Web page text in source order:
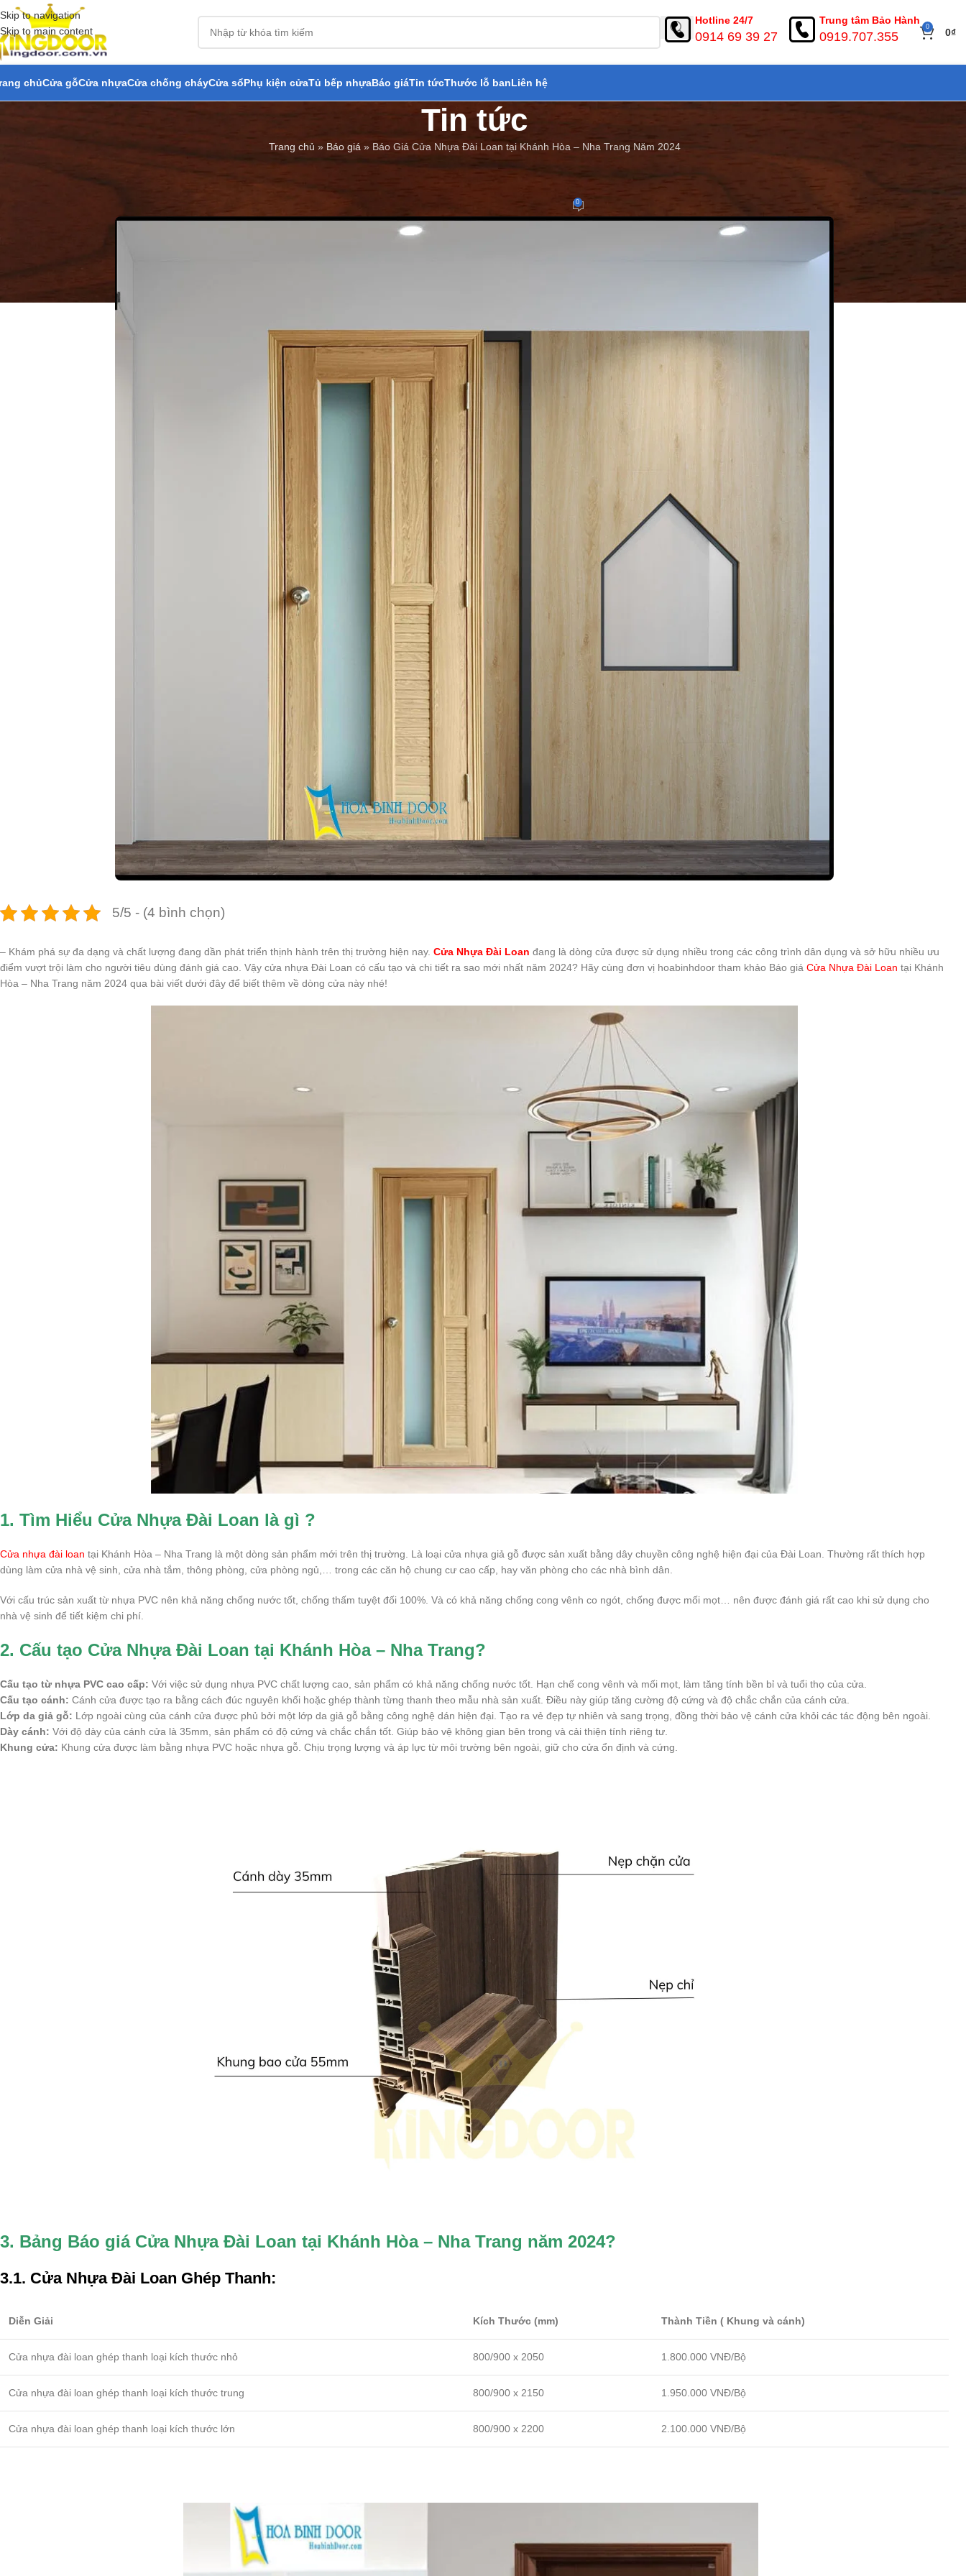
Skip to navigation
Skip to main content
Hotline 24/7
0914 69 39 27
Trung tâm Bảo Hành
0919.707.355
0 0₫
chủCửa gỗCửa nhựaCửa chống cháyCửa sổPhụ kiện cửaTủ bếp nhựaBáo giáTin tứcThước lỗ banLiên hệ
Tin tức
Trang chủ » Báo giá » Báo Giá Cửa Nhựa Đài Loan tại Khánh Hòa – Nha Trang Năm 2024
Báo Giá Cửa Nhựa Đài Loan tại Khánh Hòa – Nha Trang Năm 2024
0
5/5 - (4 bình chọn)
– Khám phá sự đa dạng và chất lượng đang dần phát triển thịnh hành trên thị trường hiện nay. Cửa Nhựa Đài Loan đang là dòng cửa được sử dụng nhiều trong các công trình dân dụng và sở hữu nhiều ưu
điểm vượt trội làm cho người tiêu dùng đánh giá cao. Vậy cửa nhựa Đài Loan có cấu tạo và chi tiết ra sao mới nhất năm 2024? Hãy cùng đơn vị hoabinhdoor tham khảo Báo giá Cửa Nhựa Đài Loan tại Khánh
Hòa – Nha Trang năm 2024 qua bài viết dưới đây để biết thêm về dòng cửa này nhé!
1. Tìm Hiểu Cửa Nhựa Đài Loan là gì ?
Cửa nhựa đài loan tại Khánh Hòa – Nha Trang là một dòng sản phẩm mới trên thị trường. Là loại cửa nhựa giả gỗ được sản xuất bằng dây chuyền công nghệ hiện đại của Đài Loan. Thường rất thích hợp
dùng làm cửa nhà vệ sinh, cửa nhà tắm, thông phòng, cửa phòng ngủ,… trong các căn hộ chung cư cao cấp, hay văn phòng cho các nhà bình dân.
Với cấu trúc sản xuất từ nhựa PVC nên khả năng chống nước tốt, chống thấm tuyệt đối 100%. Và có khả năng chống cong vênh co ngót, chống được mối mọt… nên được đánh giá rất cao khi sử dụng cho
nhà vệ sinh để tiết kiệm chi phí.
2. Cấu tạo Cửa Nhựa Đài Loan tại Khánh Hòa – Nha Trang?
Cấu tạo từ nhựa PVC cao cấp: Với việc sử dụng nhựa PVC chất lượng cao, sản phẩm có khả năng chống nước tốt. Hạn chế cong vênh và mối mọt, làm tăng tính bền bỉ và tuổi thọ của cửa.
Cấu tạo cánh: Cánh cửa được tạo ra bằng cách đúc nguyên khối hoặc ghép thành từng thanh theo mẫu nhà sản xuất. Điều này giúp tăng cường độ cứng và độ chắc chắn của cánh cửa.
Lớp da giả gỗ: Lớp ngoài cùng của cánh cửa được phủ bởi một lớp da giả gỗ bằng công nghệ dán hiện đại. Tạo ra vẻ đẹp tự nhiên và sang trọng, đồng thời bảo vệ cánh cửa khỏi các tác động bên ngoài.
Dày cánh: Với độ dày của cánh cửa là 35mm, sản phẩm có độ cứng và chắc chắn tốt. Giúp bảo vệ không gian bên trong và cải thiện tính riêng tư.
Khung cửa: Khung cửa được làm bằng nhựa PVC hoặc nhựa gỗ. Chịu trọng lượng và áp lực từ môi trường bên ngoài, giữ cho cửa ổn định và cứng.
3. Bảng Báo giá Cửa Nhựa Đài Loan tại Khánh Hòa – Nha Trang năm 2024?
3.1. Cửa Nhựa Đài Loan Ghép Thanh:
Diễn Giải Kích Thước (mm) Thành Tiền ( Khung và cánh)
Cửa nhựa đài loan ghép thanh loại kích thước nhỏ 800/900 x 2050 1.800.000 VNĐ/Bộ
Cửa nhựa đài loan ghép thanh loại kích thước trung 800/900 x 2150 1.950.000 VNĐ/Bộ
Cửa nhựa đài loan ghép thanh loại kích thước lớn 800/900 x 2200 2.100.000 VNĐ/Bộ